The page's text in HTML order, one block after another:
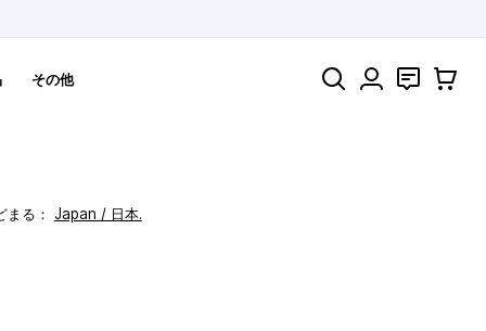
その他 検索 お問い合
カート
る： Japan / 日本.